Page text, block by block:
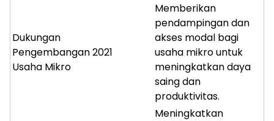
Dukungan
Pengembangan
Usaha Mikro
2021
Memberikan
pendampingan dan
akses modal bagi
usaha mikro untuk
meningkatkan daya
saing dan
produktivitas.
Meningkatkan